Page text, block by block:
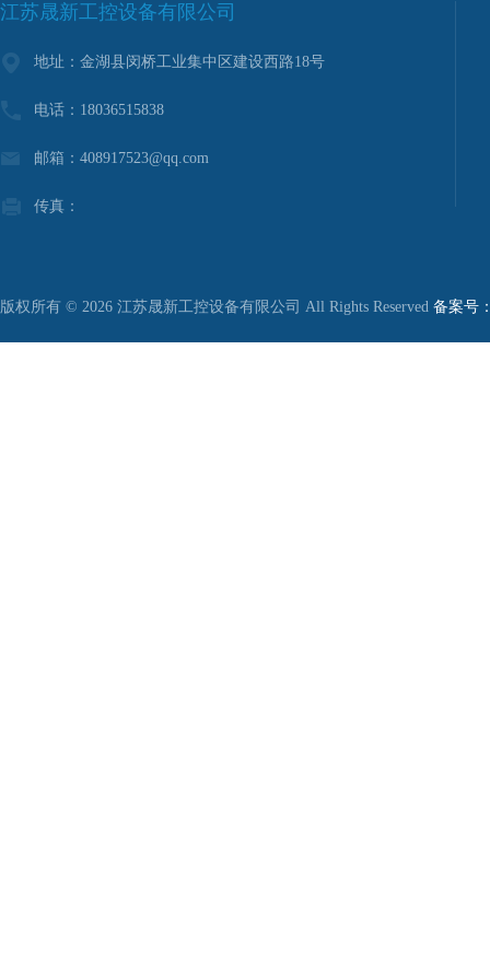
江苏晟新工控设备有限公司
地址：金湖县闵桥工业集中区建设西路18号
电话：18036515838
邮箱：408917523@qq.com
传真：
版权所有 © 2026 江苏晟新工控设备有限公司 All Rights Reserved 备案号